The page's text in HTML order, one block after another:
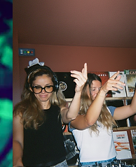
EN SAVOIR PLUS